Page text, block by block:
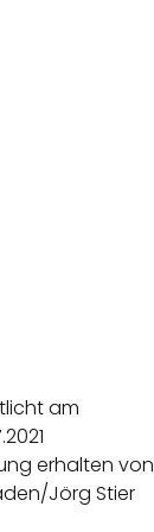
am
erhalten von
Jörg Stier